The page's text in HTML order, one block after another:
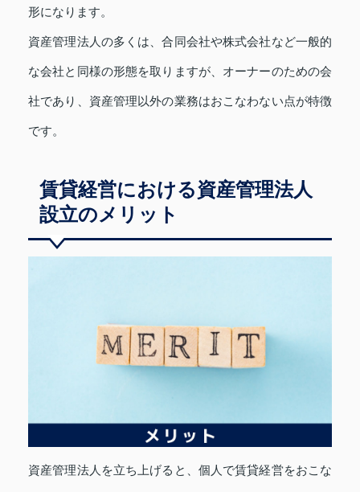
形になります。
資産管理法人の多くは、合同会社や株式会社など一般的
な会社と同様の形態を取りますが、オーナーのための会
社であり、資産管理以外の業務はおこなわない点が特徴
です。
賃貸経営における資産管理法人
設立のメリット
資産管理法人を立ち上げると、個人で賃貸経営をおこな